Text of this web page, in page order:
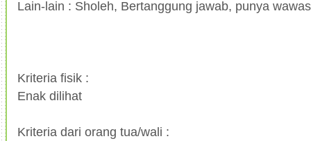
Lain-lain : Sholeh, Bertanggung jawab, punya
Kriteria fisik :
Enak dilihat
Kriteria dari orang tua/wali :